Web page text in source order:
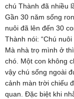
chú Thành đã nhiều
Gần 30 năm sống
nuôi đã lên đến 30
Thành nói: “Chú
Mà nhà trọ mình ở
chó. Một con không
vậy chú sống ngoài
cảnh màn trời chiếu
quan. Đặc biệt khi